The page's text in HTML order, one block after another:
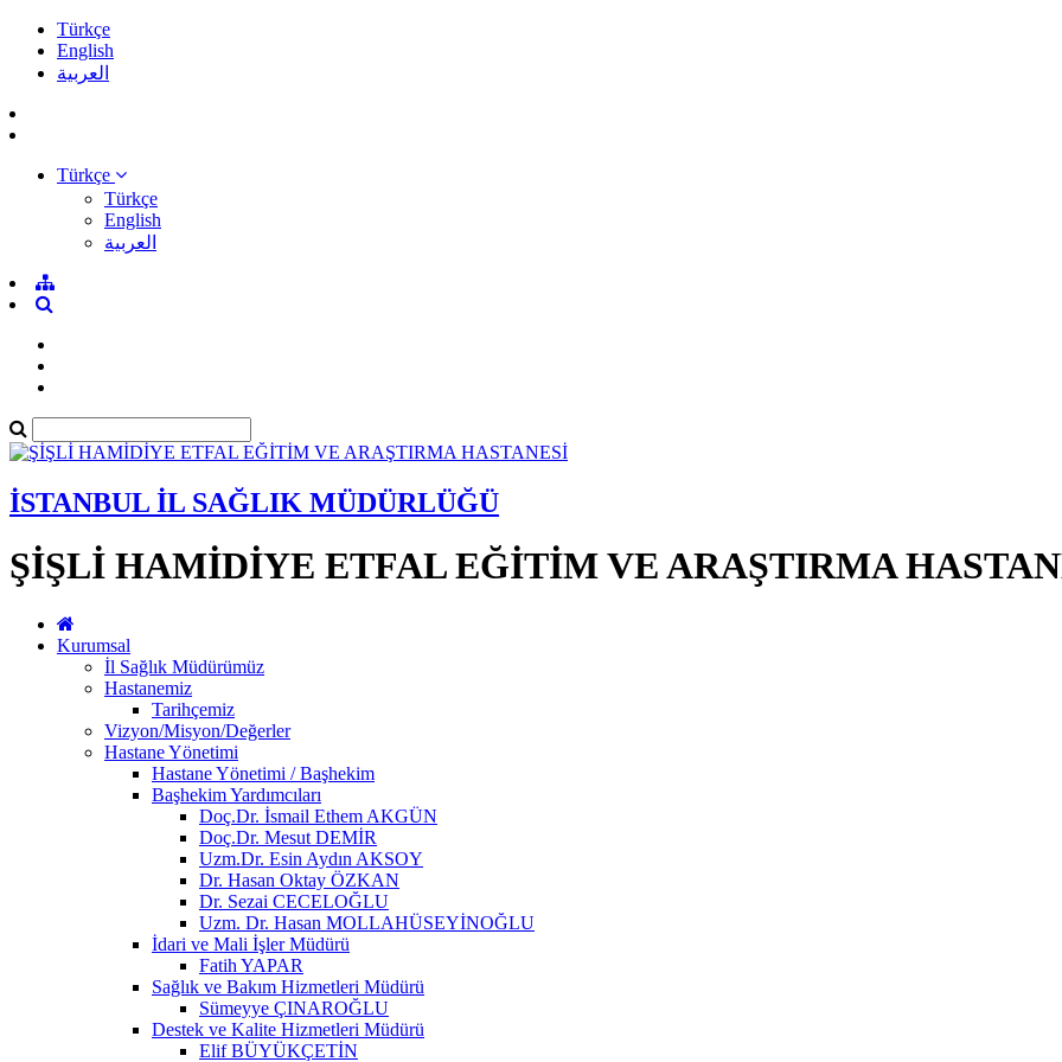
Türkçe
English
العربية
Türkçe
Türkçe
English
العربية
İSTANBUL İL SAĞLIK MÜDÜRLÜĞÜ
ŞİŞLİ HAMİDİYE ETFAL EĞİTİM VE ARAŞTIRMA
Kurumsal
İl Sağlık Müdürümüz
Hastanemiz
Tarihçemiz
Vizyon/Misyon/Değerler
Hastane Yönetimi
Hastane Yönetimi / Başhekim
Başhekim Yardımcıları
Doç.Dr. İsmail Ethem AKGÜN
Doç.Dr. Mesut DEMİR
Uzm.Dr. Esin Aydın AKSOY
Dr. Hasan Oktay ÖZKAN
Dr. Sezai CECELOĞLU
Uzm. Dr. Hasan MOLLAHÜSEYİNOĞLU
İdari ve Mali İşler Müdürü
Fatih YAPAR
Sağlık ve Bakım Hizmetleri Müdürü
Sümeyye ÇINAROĞLU
Destek ve Kalite Hizmetleri Müdürü
Elif BÜYÜKÇETİN